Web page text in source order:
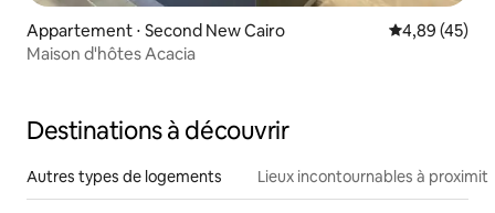
Appartement ⋅ Second New Cairo Évaluation
4,89 (45)
Maison d'hôtes Acacia
Destinations à découvrir
Autres types de logements Lieux incontournables à